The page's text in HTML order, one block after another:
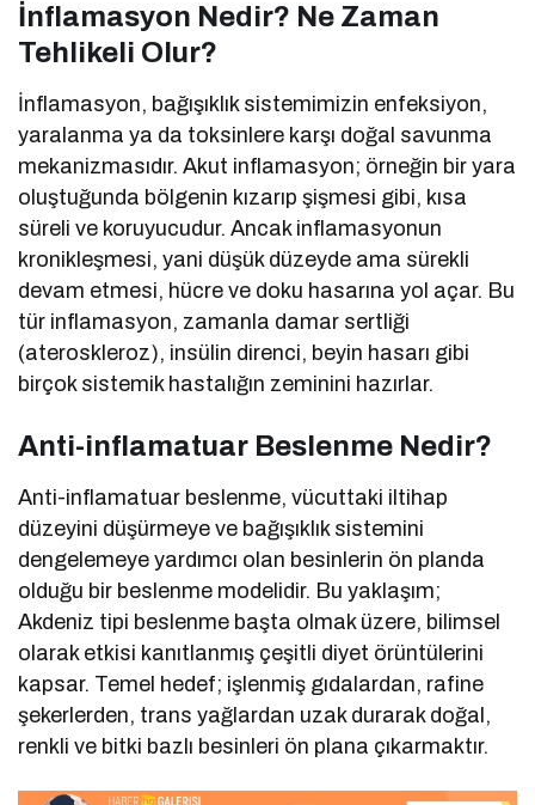
İnflamasyon Nedir? Ne Zaman
Tehlikeli Olur?
İnflamasyon, bağışıklık sistemimizin enfeksiyon,
yaralanma ya da toksinlere karşı doğal savunma
mekanizmasıdır. Akut inflamasyon; örneğin bir yara
oluştuğunda bölgenin kızarıp şişmesi gibi, kısa
süreli ve koruyucudur. Ancak inflamasyonun
kronikleşmesi, yani düşük düzeyde ama sürekli
devam etmesi, hücre ve doku hasarına yol açar. Bu
tür inflamasyon, zamanla damar sertliği
(ateroskleroz), insülin direnci, beyin hasarı gibi
birçok sistemik hastalığın zeminini hazırlar.
Anti-inflamatuar Beslenme Nedir?
Anti-inflamatuar beslenme, vücuttaki iltihap
düzeyini düşürmeye ve bağışıklık sistemini
dengelemeye yardımcı olan besinlerin ön planda
olduğu bir beslenme modelidir. Bu yaklaşım;
Akdeniz tipi beslenme başta olmak üzere, bilimsel
olarak etkisi kanıtlanmış çeşitli diyet örüntülerini
kapsar. Temel hedef; işlenmiş gıdalardan, rafine
şekerlerden, trans yağlardan uzak durarak doğal,
renkli ve bitki bazlı besinleri ön plana çıkarmaktır.